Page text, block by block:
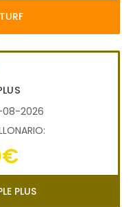
2026
PLUS